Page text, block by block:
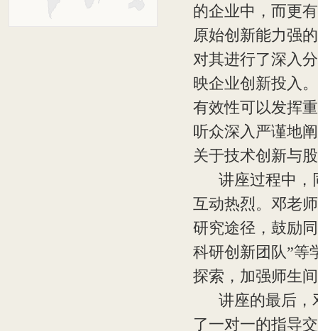
的企业中，而更
原始创新能力强
对其进行了深入
映企业创新投入
有效性可以发挥
听众深入严谨地
关于技术创新与
讲座过程中，
互动热烈。邓老
研究途径，鼓励
科研创新团队”等
探索，加强师生
讲座的最后，
了一对一的指导